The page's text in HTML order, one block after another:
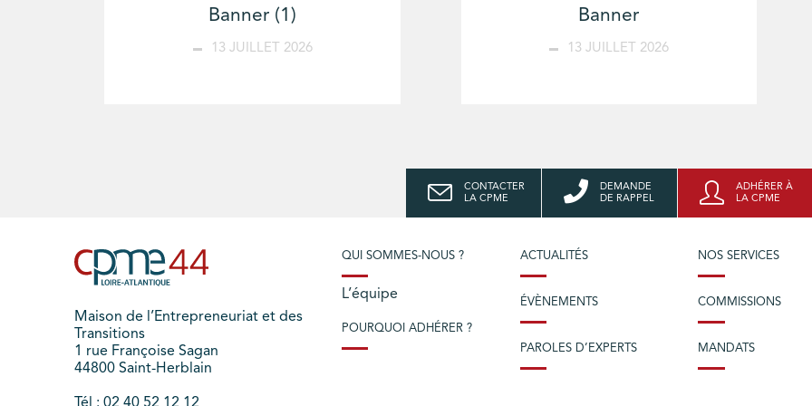
Banner (1)
13 JUILLET 2026
Banner
13 JUILLET 2026
CONTACTER
LA CPME
DEMANDE
DE RAPPEL
ADHÉRER À
LA CPME
Maison de l’Entrepreneuriat et des
Transitions
1 rue Françoise Sagan
44800 Saint-Herblain
Tél : 02 40 52 12 12
QUI SOMMES-NOUS ?
L’équipe
POURQUOI ADHÉRER ?
ACTUALITÉS
ÉVÈNEMENTS
PAROLES D’EXPERTS
NOS SERVICES
COMMISSIONS
MANDATS